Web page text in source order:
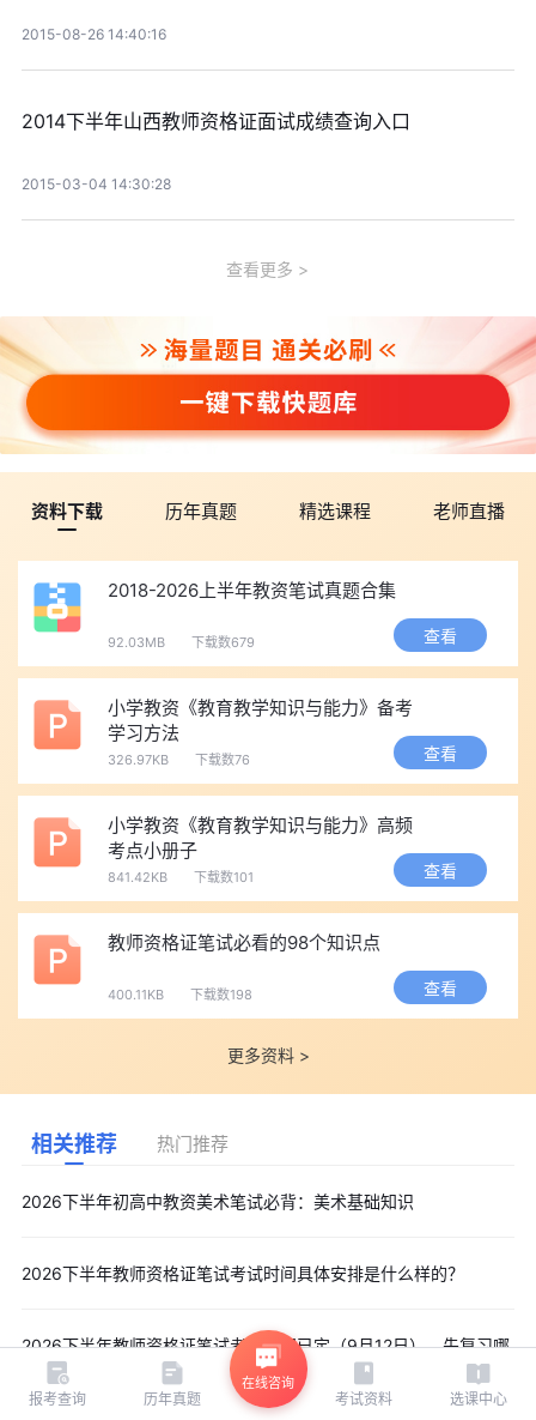
2015-08-26 14:40:16
2014下半年山西教师资格证面试成绩查询入口
2015-03-04 14:30:28
查看更多
资料下载 历年真题 精选课程 老师直播
2018-2026上半年教资笔试真题合集
92.03MB 下载数679 查看
小学教资《教育教学知识与能力》备考
学习方法
326.97KB 下载数76 查看
小学教资《教育教学知识与能力》高频
考点小册子
841.42KB 下载数101 查看
教师资格证笔试必看的98个知识点
400.11KB 下载数198 查看
更多资料 >
相关推荐 热门推荐
2026下半年初高中教资美术笔试必背：美术基础知识
2026下半年教师资格证笔试考试时间具体安排是什么样的？
2026下半年教师资格证笔试考试时间已定（9月12日），先复习哪
科？
报考查询 历年真题
在线咨询
考试资料 选课中心